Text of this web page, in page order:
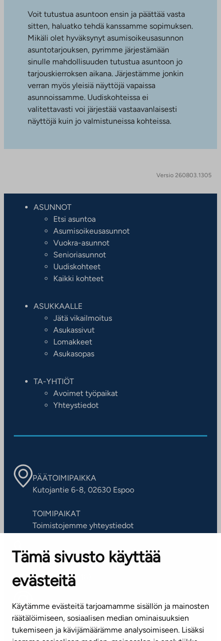
Tämä sivusto käyttää
evästeitä
Käytämme evästeitä tarjoamamme sisällön ja mainosten
räätälöimiseen, sosiaalisen median ominaisuuksien
tukemiseen ja kävijämäärämme analysoimiseen. Lisäksi
Voit tutustua asuntoon ensin ja päättää vasta
sitten, haluatko tehdä kanssamme sopimuksen.
Mikäli olet hyväksynyt asumisoikeusasunnon
asuntotarjouksen, pyrimme järjestämään
sinulle mahdollisuuden tutustua asuntoon jo
tarjouskierroksen aikana. Järjestämme jonkin
verran myös yleisiä näyttöjä vapaissa
asunnoissamme. Uudiskohteissa ei
valitettavasti voi järjestää vastaavanlaisesti
näyttöjä kuin jo valmistuneissa kohteissa.
Versio 260803.1305
ASUNNOT
Etsi asuntoa
Asumisoikeusasunnot
Vuokra-asunnot
Senioriasunnot
Uudiskohteet
Kaikki kohteet
ASUKKAALLE
Jätä vikailmoitus
Asukassivut
Lomakkeet
Asukasopas
TA-YHTIÖT
Avoimet työpaikat
Yhteystiedot
PÄÄTOIMIPAIKKA
Kutojantie 6-8, 02630 Espoo
TOIMIPAIKAT
Toimistojemme yhteystiedot
ASIAKASPALVELUKESKUS
Puh. 045 7734 3777
(arkisin klo 8-16)
info@ta.fi